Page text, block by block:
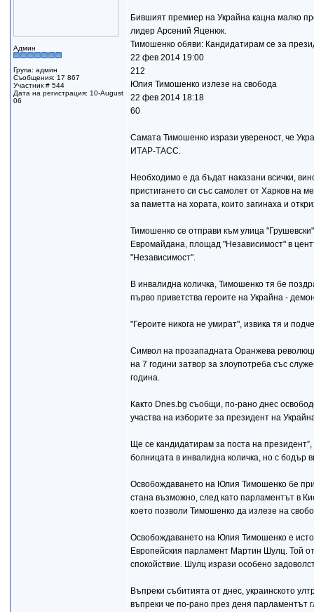
Админ
Група: админ
Съобщения: 17 867
Участник # 544
Дата на регистрация: 10-August
06
Бившият премиер на Украйна кацна малко
лидер Арсений Яценюк.
Тимошенко обяви: Кандидатирам се за
22 фев 2014 19:00
212
Юлия Тимошенко излезе на свобода
22 фев 2014 18:18
60
Самата Тимошенко изрази увереност, че
ИТАР-ТАСС.
Необходимо е да бъдат наказани всички,
пристигането си със самолет от Харков на
за паметта на хората, които загинаха и
Тимошенко се отправи към улица
Евромайдана, площад "Независимост" в
"Независимост".
В инвалидна количка, Тимошенко тя бе
първо приветства героите на Украйна -
"Героите никога не умират", извика тя и
Символ на прозападната Оранжева
на 7 години затвор за злоупотреба със
година.
Както Dnes.bg съобщи, по-рано днес
участва на изборите за президент на
Ще се кандидатирам за поста на
болницата в инвалидна количка, но с бодър
Освобождаването на Юлия Тимошенко бе
стана възможно, след като парламентът в
което позволи Тимошенко да излезе на
Освобождаването на Юлия Тимошенко е
Европейския парламент Мартин Шулц. Той
спокойствие. Шулц изрази особено
Въпреки събитията от днес, украинското
въпреки че по-рано през деня парламентът